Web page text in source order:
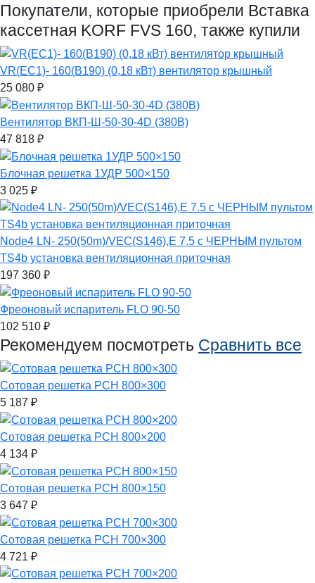
Покупатели, которые приобрели Вставка
кассетная KORF FVS 160, также купили
VR(EC1)- 160(B190) (0,18 кВт) вентилятор крышный
25 080 ₽
Вентилятор ВКП-Ш-50-30-4D (380В)
47 818 ₽
Блочная решетка 1УДР 500×150
3 025 ₽
Node4 LN- 250(50m)/VEC(S146),E 7.5 с ЧЕРНЫМ пультом
TS4b установка вентиляционная приточная
197 360 ₽
Фреоновый испаритель FLO 90-50
102 510 ₽
Рекомендуем посмотреть Сравнить все
Сотовая решетка РСН 800×300
5 187 ₽
Сотовая решетка РСН 800×200
4 134 ₽
Сотовая решетка РСН 800×150
3 647 ₽
Сотовая решетка РСН 700×300
4 721 ₽